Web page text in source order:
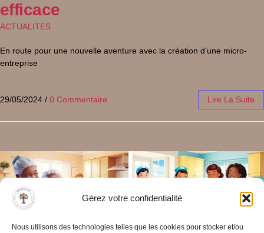
Gérez votre confidentialité
Nous utilisons des technologies telles que les cookies pour stocker et/ou
efficace
ACTUALITES
En route pour une nouvelle aventure avec la création d’une micro-
entreprise
29/05/2024 / 0 Commentaire Lire La Suite